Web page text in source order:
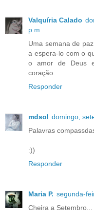
Valquíria Calado
p.m.
Uma semana de
a espera-lo com o
o amor de Deus
coração.
Responder
mdsol domingo,
Palavras
:))
Responder
Maria P. segunda-
Cheira a Setembro...